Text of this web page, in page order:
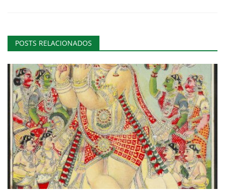
POSTS RELACIONADOS